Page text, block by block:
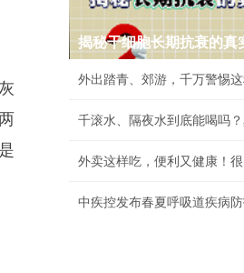
揭秘干细胞长期抗衰的真
外出踏青、郊游，千万警惕这
千滚水、隔夜水到底能喝吗？
外卖这样吃，便利又健康！
中疾控发布春夏呼吸道疾病